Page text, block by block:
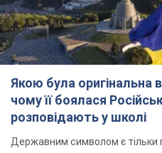
Якою була оригінальна
чому її боялася
розповідають у школі
Державним символом є тільки